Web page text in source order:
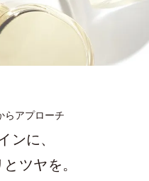
らアプローチ
ンに、
ツヤを。